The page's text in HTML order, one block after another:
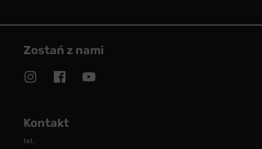
Zostań z nami
Kontakt
tel.